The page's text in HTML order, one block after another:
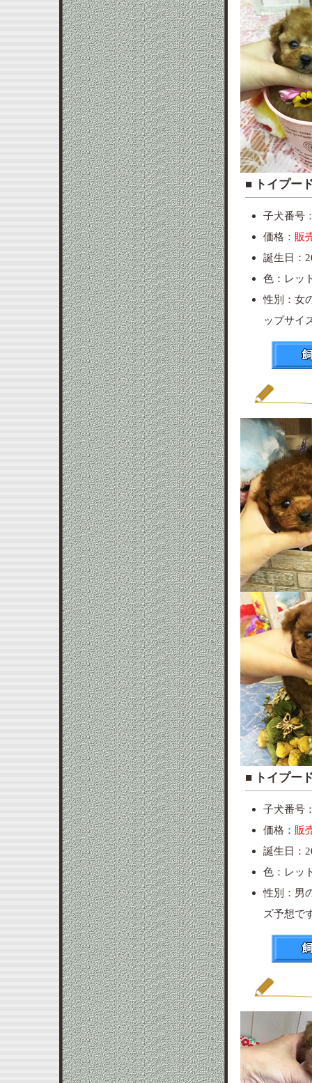
■ トイ
子犬番号
価格： 販
誕生日：
色：レッ
性別：
ップサイ
■ トイ
子犬番号
価格： 販
誕生日：
色：レッ
性別：
ズ予想で